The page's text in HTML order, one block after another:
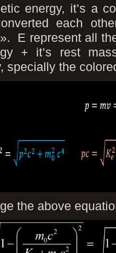
energy, it’s a
each
E represent all
+ it’s rest
specially the
the above